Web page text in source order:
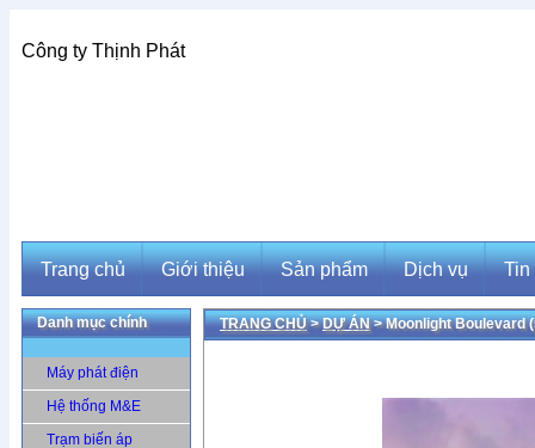
Công ty Thịnh Phát
Trang chủ
Trang chủ
Giới thiệu
Giới thiệu
Sản phẩm
Sản phẩm
Dịch vụ
Dịch vụ
Tin
Tin
Danh mục chính
Máy phát điện
Hệ thống M&E
Trạm biến áp
TRANG CHỦ>DỰ ÁN> Moonlight Boulevard